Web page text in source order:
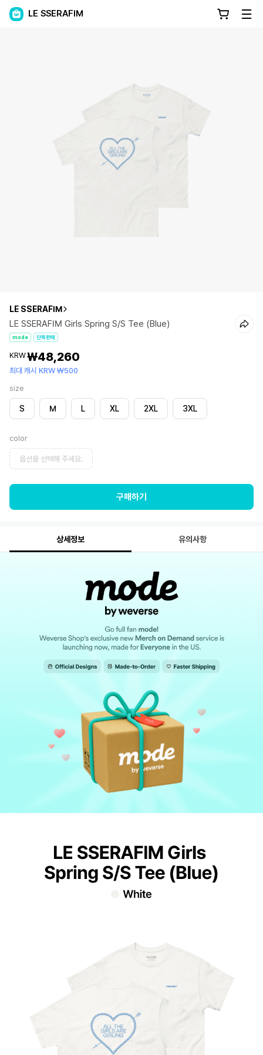
LE SSERAFIM
LE SSERAFIM
LE SSERAFIM Girls Spring S/S Tee (Blue)
mode 단독판매
KRW₩48,260
최대 캐시 KRW ₩500
size
S M L XL 2XL 3XL
color
옵션을 선택해 주세요.
구매하기
상세정보 유의사항